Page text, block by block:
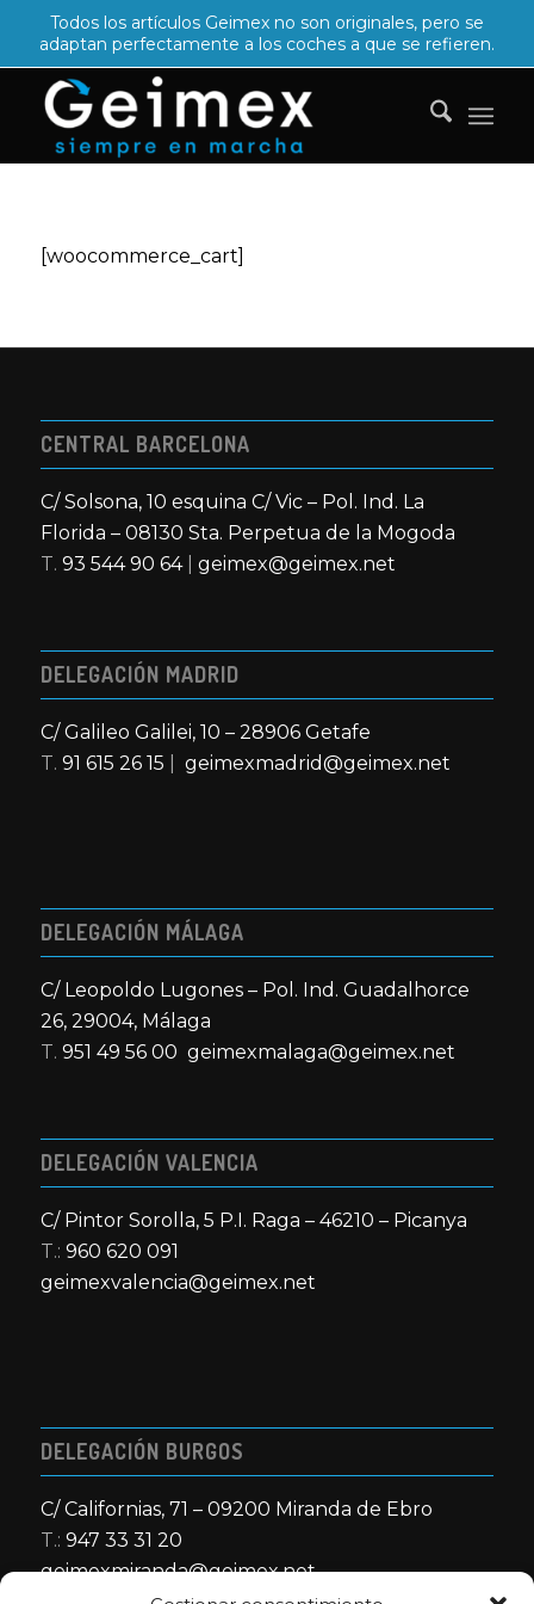
Todos los artículos Geimex no son originales, pero se
adaptan perfectamente a los coches a que se refieren.
[woocommerce_cart]
CENTRAL BARCELONA
C/ Solsona, 10 esquina C/ Vic – Pol. Ind. La
Florida – 08130 Sta. Perpetua de la Mogoda
T. 93 544 90 64| geimex@geimex.net
DELEGACIÓN MADRID
C/ Galileo Galilei, 10 – 28906 Getafe
T. 91 615 26 15 geimexmadrid@geimex.net
DELEGACIÓN MÁLAGA
C/ Leopoldo Lugones – Pol. Ind. Guadalhorce
26, 29004, Málaga
T. 951 49 56 00 geimexmalaga@geimex.net
DELEGACIÓN VALENCIA
C/ Pintor Sorolla, 5 P.I. Raga – 46210 – Picanya
T.: 960 620 091
geimexvalencia@geimex.net
DELEGACIÓN BURGOS
C/ Californias, 71 – 09200 Miranda de Ebro
T.: 947 33 31 20
geimexmiranda@geimex.net